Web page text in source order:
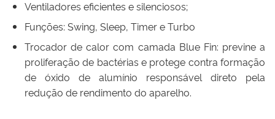
Ventiladores eficientes e silenciosos;
Funções: Swing, Sleep, Timer e Turbo
Trocador de calor com camada Blue Fin: previne a
proliferação de bactérias e protege contra formação
de óxido de alumínio responsável direto pela
redução de rendimento do aparelho.